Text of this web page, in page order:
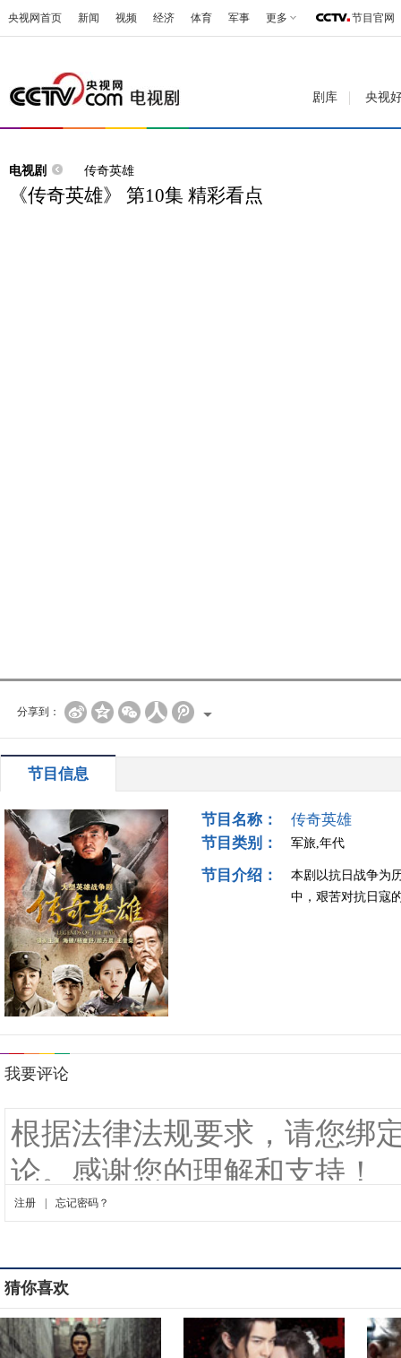
央视网首页 新闻 视频 经济 体育 军事 更多 节目官网
剧库 央视
电视剧 传奇英雄
《传奇英雄》 第10集 精彩看点
分享到：
节目信息
节目名称：
传奇英雄
节目类别：
军旅,年代
节目介绍：
本剧以抗日战争为
中，艰苦对抗日寇
猜你喜欢